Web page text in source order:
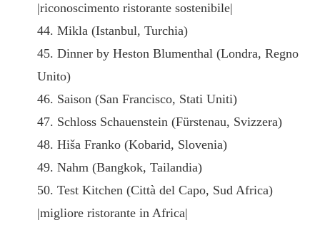
|riconoscimento ristorante sostenibile|
44. Mikla (Istanbul, Turchia)
45. Dinner by Heston Blumenthal (Londra, Regno
Unito)
46. Saison (San Francisco, Stati Uniti)
47. Schloss Schauenstein (Fürstenau, Svizzera)
48. Hiša Franko (Kobarid, Slovenia)
49. Nahm (Bangkok, Tailandia)
50. Test Kitchen (Città del Capo, Sud Africa)
|migliore ristorante in Africa|